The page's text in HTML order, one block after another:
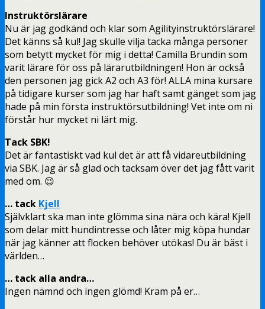
Instruktörslärare
Nu är jag godkänd och klar som Agilityinstruktörslärare!
Det känns så kul! Jag skulle vilja tacka många personer
som betytt mycket för mig i detta! Camilla Brundin som
varit lärare för oss på lärarutbildningen! Hon är också
den personen jag gick A2 och A3 för! ALLA mina kursare
på tidigare kurser som jag har haft samt gänget som jag
hade på min första instruktörsutbildning! Vet inte om ni
förstår hur mycket ni lärt mig.
Tack SBK!
Det är fantastiskt vad kul det är att få vidareutbildning
via SBK. Jag är så glad och tacksam över det jag fått varit
med om. 😉
… tack Kjell
Självklart ska man inte glömma sina nära och kära! Kjell
som delar mitt hundintresse och låter mig köpa hundar
när jag känner att flocken behöver utökas! Du är bäst i
världen…
… tack alla andra…
Ingen nämnd och ingen glömd! Kram på er…